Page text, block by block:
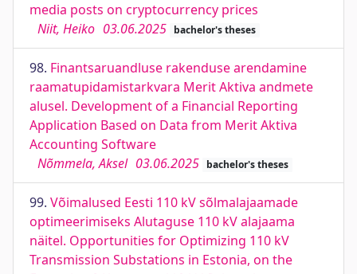
media posts on cryptocurrency prices
Niit, Heiko 03.06.2025 bachelor's theses
98. Finantsaruandluse rakenduse arendamine
raamatupidamistarkvara Merit Aktiva andmete
alusel. Development of a Financial Reporting
Application Based on Data from Merit Aktiva
Accounting Software
Nõmmela, Aksel 03.06.2025 bachelor's theses
99. Võimalused Eesti 110 kV sõlmalajaamade
optimeerimiseks Alutaguse 110 kV alajaama
näitel. Opportunities for Optimizing 110 kV
Transmission Substations in Estonia, on the